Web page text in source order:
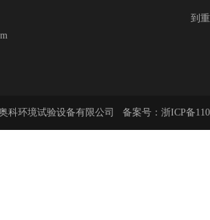
到
科环境试验设备有限公司 备案号： 浙ICP备